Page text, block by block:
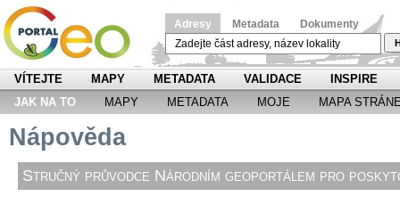
Adresy Metadata Dokumenty
VÍTEJTE MAPY METADATA VALIDACE
INSPIRE
JAK NA TO
MAPY METADATA MOJE MAPA
Nápověda
Stručný průvodce Národním geoportálem pro